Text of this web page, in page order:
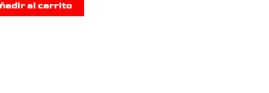
al carrito